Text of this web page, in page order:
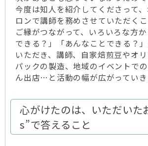
今度は知人を紹介してくださって
ロンで講師を務めさせていただく
ご縁がつながって、いろいろな方
できる？」「あんなことできる？
いただき、講師、自家焙煎豆やオ
パックの製造、地域のイベントで
ん出店…と活動の幅が広がっていき
心がけたのは、いただいた
s”で答えること